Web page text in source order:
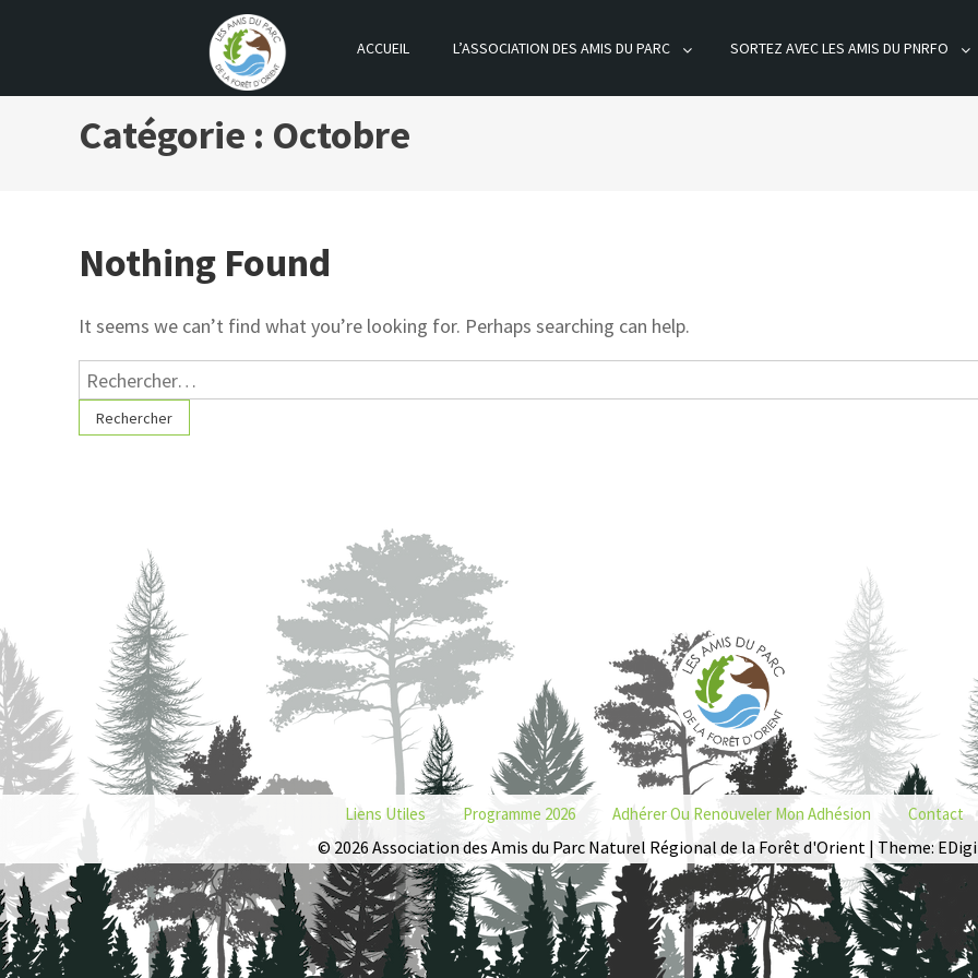
LES AMIS DU PARC DE LA FORÊT D'ORIENT
ACCUEIL L’ASSOCIATION DES AMIS DU PARC SORTEZ AVEC LES AMIS DU PNRFO
Catégorie : Octobre
Nothing Found
It seems we can’t find what you’re looking for. Perhaps searching can help.
Liens Utiles Programme 2026 Adhérer Ou Renouveler Mon Adhésion Contact
© 2026 Association des Amis du Parc Naturel Régional de la Forêt d'Orient | Theme: